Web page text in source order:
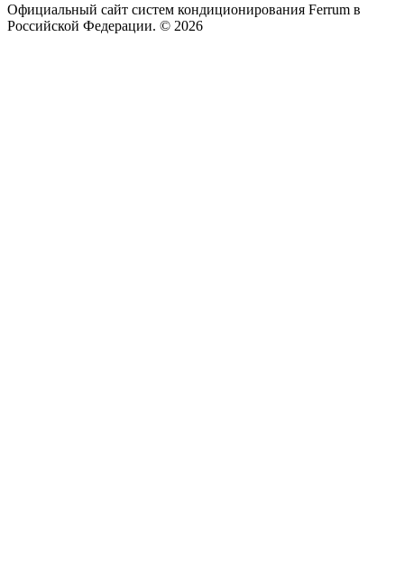
Официальный сайт систем кондиционирования Ferrum в
Российской Федерации. © 2026